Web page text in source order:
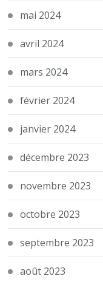
mai 2024
avril 2024
mars 2024
février 2024
janvier 2024
décembre 2023
novembre 2023
octobre 2023
septembre 2023
août 2023